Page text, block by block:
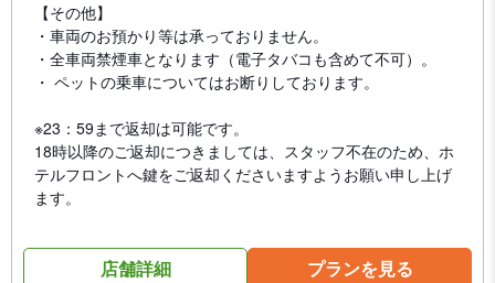
【その他】
・車両のお預かり等は承っておりません。
・全車両禁煙車となります（電子タバコも含めて不可）。
・ ペットの乗車についてはお断りしております。
※23：59まで返却は可能です。
18時以降のご返却につきましては、スタッフ不在のため、ホ
テルフロントへ鍵をご返却くださいますようお願い申し上げ
ます。
店舗詳細 プランを見る